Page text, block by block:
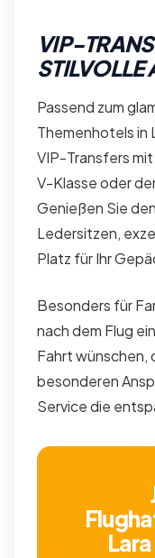
VIP-
STILVOLLE
Passend zum
Themenhotels in
VIP-Transfers
V-Klasse oder
Genießen Sie
Ledersitzen,
Platz für Ihr
Besonders für
nach dem Flug
Fahrt wünschen,
besonderen
Service die